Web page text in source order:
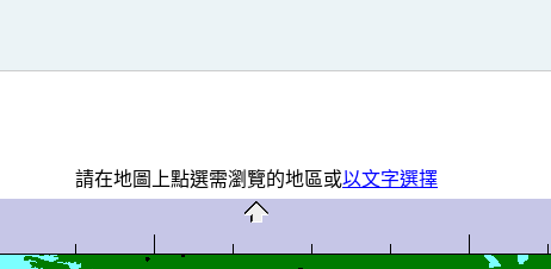
請在地圖上點選需瀏覽的地區或以文字選擇